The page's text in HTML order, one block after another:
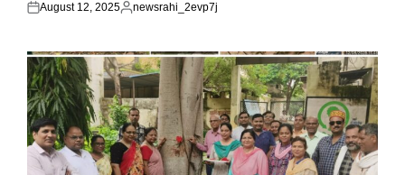
Posted
August 12, 2025
Posted
newsrahi_2evp7j